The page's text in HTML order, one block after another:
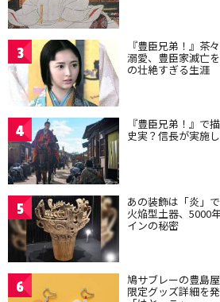
3 『豊臣兄弟！』茶
溺愛、豊臣家滅亡
の壮絶すぎる生涯
4 『豊臣兄弟！』で
史実？信長が実施
5 あの装飾は「炎」
火焔型土器、5000
インの秘密
6 鳩サブレーの豊島
限定グッズ詳細を